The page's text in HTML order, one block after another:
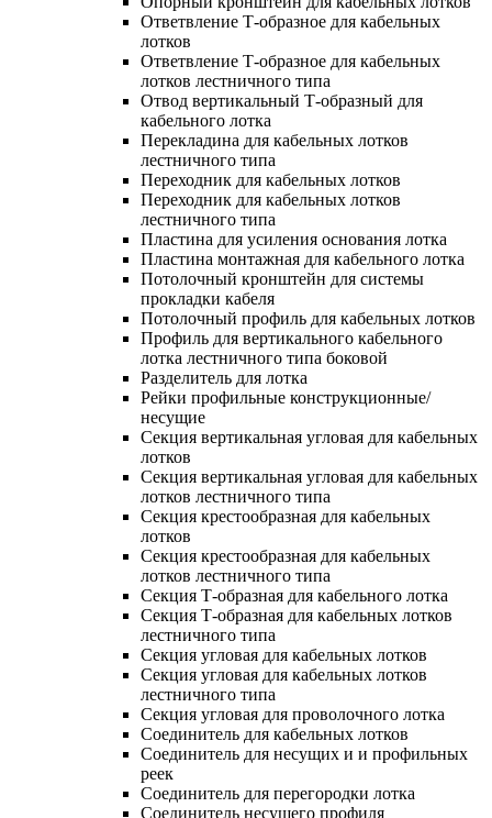
Ответвление Т-образное для кабельных
лотков
Ответвление Т-образное для кабельных
лотков лестничного типа
Отвод вертикальный Т-образный для
кабельного лотка
Перекладина для кабельных лотков
лестничного типа
Переходник для кабельных лотков
Переходник для кабельных лотков
лестничного типа
Пластина для усиления основания лотка
Пластина монтажная для кабельного лотка
Потолочный кронштейн для системы
прокладки кабеля
Потолочный профиль для кабельных лотков
Профиль для вертикального кабельного
лотка лестничного типа боковой
Разделитель для лотка
Рейки профильные конструкционные/
несущие
Секция вертикальная угловая для кабельных
лотков
Секция вертикальная угловая для кабельных
лотков лестничного типа
Секция крестообразная для кабельных
лотков
Секция крестообразная для кабельных
лотков лестничного типа
Секция Т-образная для кабельного лотка
Секция Т-образная для кабельных лотков
лестничного типа
Секция угловая для кабельных лотков
Секция угловая для кабельных лотков
лестничного типа
Секция угловая для проволочного лотка
Соединитель для кабельных лотков
Соединитель для несущих и и профильных
реек
Соединитель для перегородки лотка
Соединитель несущего профиля